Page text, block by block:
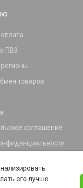
ПВЗ
товаров
соглашение
его лучше.